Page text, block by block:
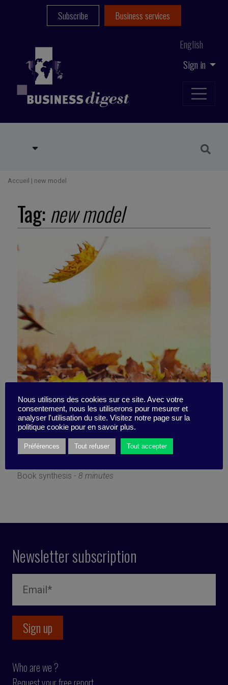
Sign in
English
Subscribe Business services
Accueil | new model
Tag:new model
Is degrowth the path to
prosperity?
Book synthesis - 8 minutes
Newsletter subscription
Who are we ?
Nous utilisons des cookies sur ce site. Avec votre
consentement, nous les utiliserons pour mesurer et
analyser l'utilisation du site. Visitez notre page sur la
politique cookie pour en savoir plus.
Préférences Tout refuser Tout accepter